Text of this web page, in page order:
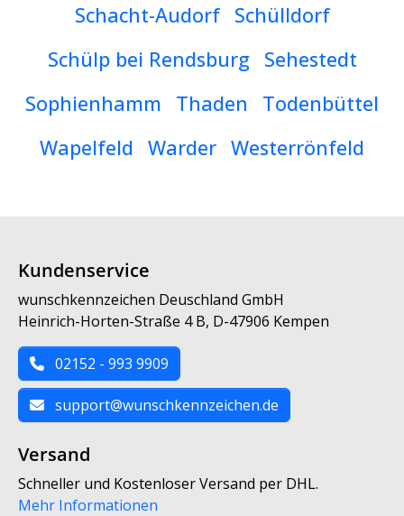
Schacht-Audorf
Schülldorf
Schülp bei Rendsburg
Sehestedt
Sophienhamm
Thaden
Todenbüttel
Wapelfeld Warder Westerrönfeld
Kundenservice
wunschkennzeichen Deuschland GmbH
Heinrich-Horten-Straße 4 B, D-47906 Kempen
02152 - 993 9909
support@wunschkennzeichen.de
Versand
Schneller und Kostenloser Versand per DHL.
Mehr Informationen